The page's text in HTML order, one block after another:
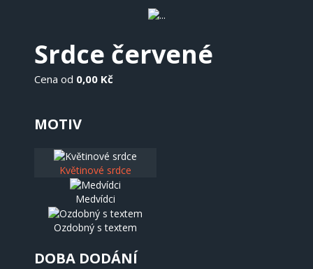
Srdce červené
Cena od 0,00 Kč
MOTIV
Květinové srdce
Medvídci
Ozdobný s textem
DOBA DODÁNÍ